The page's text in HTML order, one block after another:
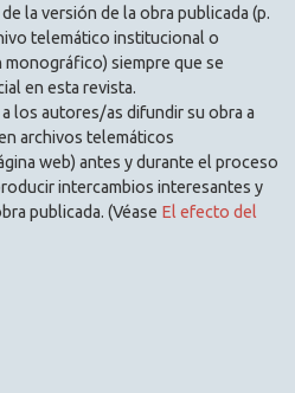
la versión de la obra publicada (p.
telemático institucional o
siempre que se
en esta revista.
los autores/as difundir su obra a
archivos telemáticos
web) antes y durante el proceso
intercambios interesantes y
publicada. (Véase El efecto del